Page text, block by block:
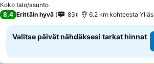
Koko talo/asunto
8,4 Erittäin hyvä 83 6.2 km kohteesta Ylläs
Valitse päivät nähdäksesi tarkat hinnat